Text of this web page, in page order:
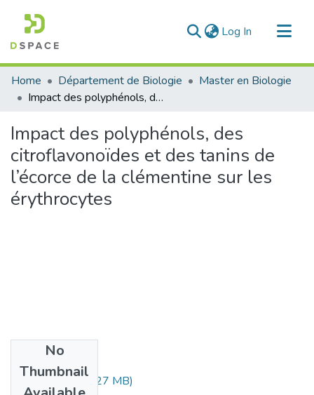
Log In (current)
Communities & Collections
All of DSpace
Home Département de Biologie
Master en Biologie
Impact des polyphénols, des citroflavonoïdes et des tanins de l’écorce de la clémentine sur les érythrocytes
Impact des polyphénols, des
citroflavonoïdes et des tanins de
l’écorce de la clémentine sur les
érythrocytes
No
Thumbnail
Bensaoula.pdf(3.27 MB)